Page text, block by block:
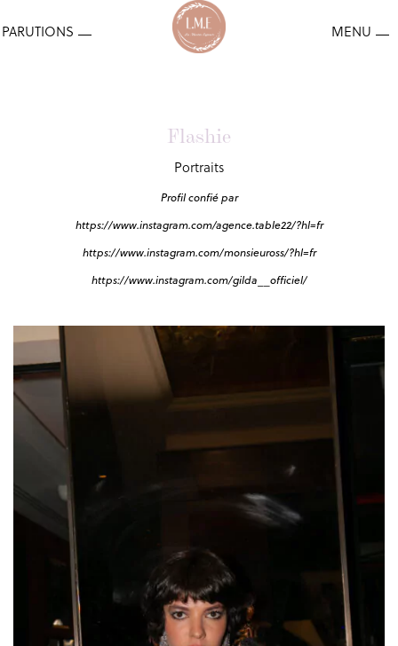
Flashie
Portraits
Profil confié par
https://www.instagram.com/agence.table22/?hl=fr
https://www.instagram.com/monsieuross/?hl=fr
https://www.instagram.com/gilda__officiel/